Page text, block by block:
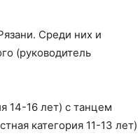
Среди них и
(руководитель
14-16 лет) с танцем
категория 11-13 лет)